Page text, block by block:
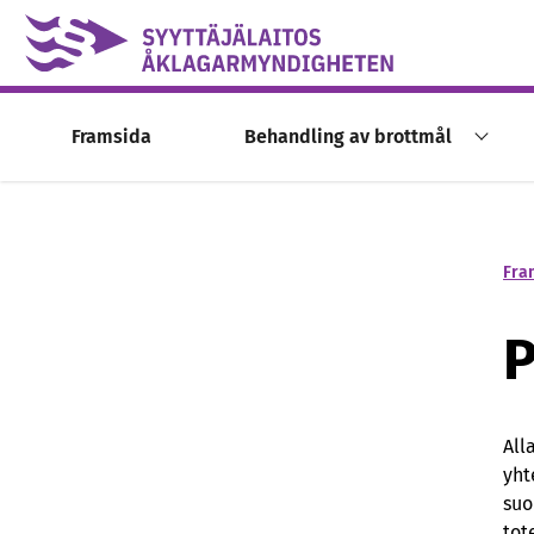
Skip to content -saavutettavuusohje
Framsida Behandling av brottmål